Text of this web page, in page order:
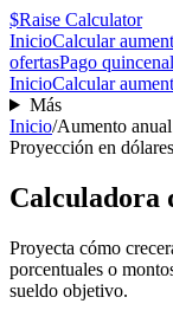
$Raise Calculator
InicioCalcular
ofertasPago quincenal
InicioCalcular
Más
Inicio/Aumento anual
Proyección en
Calculadora
Proyecta cómo
porcentuales o
sueldo objetivo.